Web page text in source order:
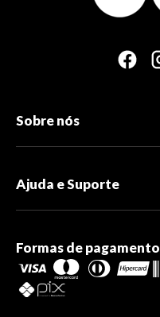
Sobre nós
Ajuda e Suporte
Formas de pagamento